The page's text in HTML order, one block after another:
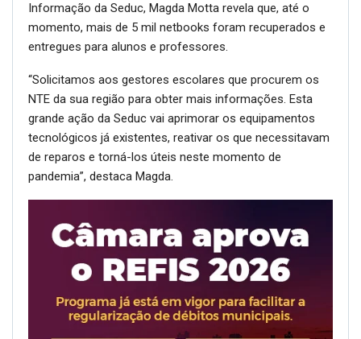
Informação da Seduc, Magda Motta revela que, até o
momento, mais de 5 mil netbooks foram recuperados e
entregues para alunos e professores.
“Solicitamos aos gestores escolares que procurem os
NTE da sua região para obter mais informações. Esta
grande ação da Seduc vai aprimorar os equipamentos
tecnológicos já existentes, reativar os que necessitavam
de reparos e torná-los úteis neste momento de
pandemia”, destaca Magda.